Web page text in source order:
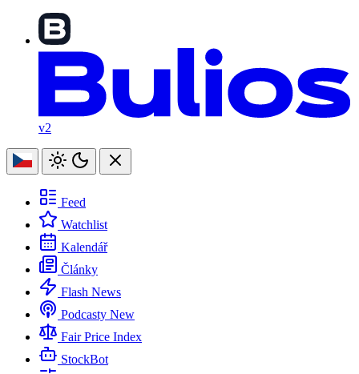
v2
Feed
Watchlist
Kalendář
Články
Flash News
Podcasty New
Fair Price Index
StockBot